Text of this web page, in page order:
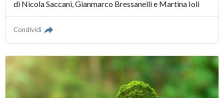
di Nicola Saccani,Gianmarco Bressanellie Martina Ioli
Condividi